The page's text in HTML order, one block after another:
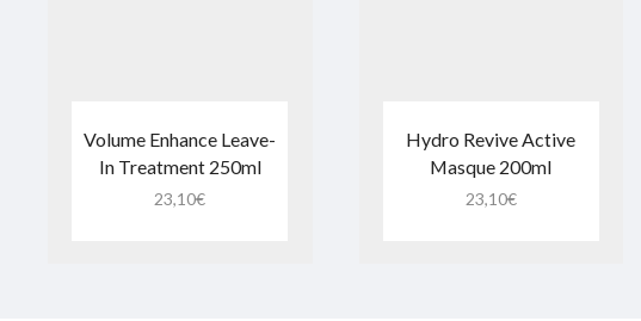
Volume Enhance Leave-
In Treatment 250ml
23,10€
Hydro Revive Active
Masque 200ml
23,10€